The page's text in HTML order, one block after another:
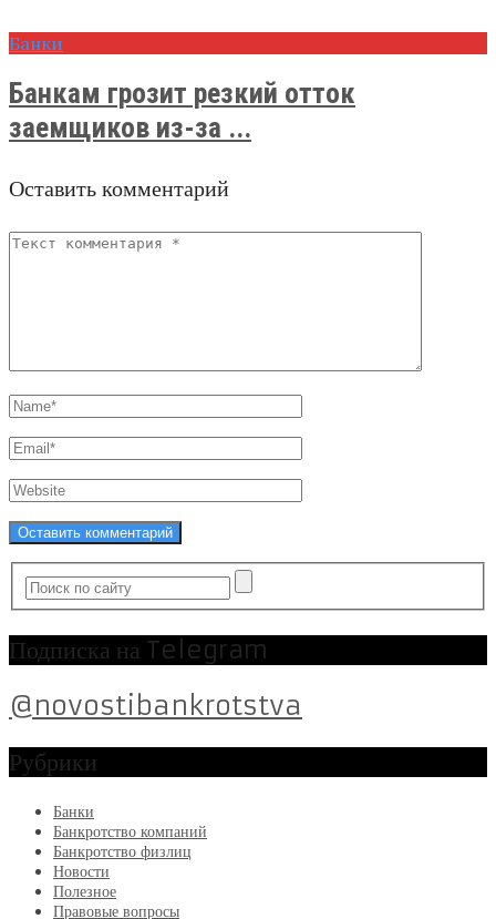
Банки
Банкам грозит резкий отток
заемщиков из-за ...
Оставить комментарий
Подписка на Telegram
@novostibankrotstva
Рубрики
Банки
Банкротство компаний
Банкротство физлиц
Новости
Полезное
Правовые вопросы